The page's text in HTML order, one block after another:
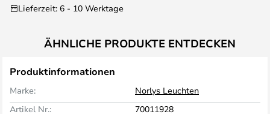
Lieferzeit: 6 - 10 Werktage
ÄHNLICHE PRODUKTE ENTDECKEN
Produktinformationen
Marke:
Norlys Leuchten
Artikel Nr.:
70011928